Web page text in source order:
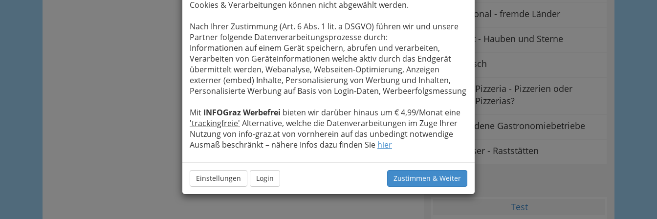
Cookies & Verarbeitungen können nicht abgewählt werden.
Nach Ihrer Zustimmung (Art. 6 Abs. 1 lit. a DSGVO) führen wir und unsere
Partner folgende Datenverarbeitungsprozesse durch:
Informationen auf einem Gerät speichern, abrufen und verarbeiten,
Verarbeiten von Geräteinformationen welche aktiv durch das Endgerät
übermittelt werden, Webanalyse, Webseiten-Optimierung, Anzeigen
externer (embed) Inhalte, Personalisierung von Werbung und Inhalten,
Personalisierte Werbung auf Basis von Login-Daten, Werbeerfolgsmessung
Mit INFOGraz Werbefrei bieten wir darüber hinaus um € 4,99/Monat eine
'trackingfreie' Alternative, welche die Datenverarbeitungen im Zuge Ihrer
Nutzung von info-graz.at von vornherein auf das unbedingt notwendige
Ausmaß beschränkt – nähere Infos dazu finden Sie hier
Einstellungen Login Zustimmen & Weiter
International - fremde Länder
Gourmet - Hauben und Sterne
Vegetarisch
Pizzeria - Pizzerien oder
Pizzerias?
Verschiedene Gastronomiebetriebe
Rasthäuser - Raststätten
Tipps
Test